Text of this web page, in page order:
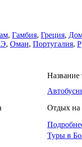
, Гамбия, Греция,
, Оман, Португалия,
Название
Отдых на
Туры в